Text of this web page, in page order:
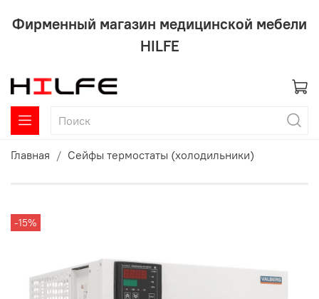
Фирменный магазин медицинской мебели
HILFE
Главная Сейфы термостаты (холодильники)
-15%